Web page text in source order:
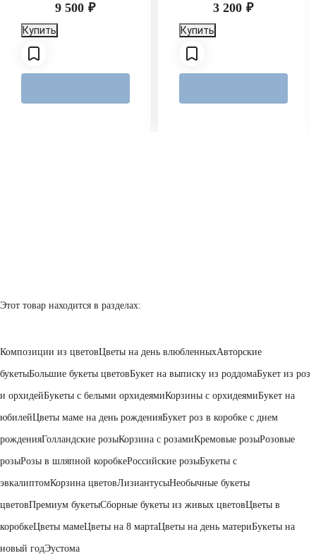
9 500 ₽
Купить
3 200 ₽
Купить
Этот товар находится в разделах:
Композиции из цветовЦветы на день влюбленныхАвторские
букетыБольшие букеты цветовБукет на выписку из роддомаБукет из роз
и орхидейБукеты с белыми орхидеямиКорзины с орхидеямиБукет на
юбилейЦветы маме на день рожденияБукет роз в коробке с днем
рожденияГолландские розыКорзина с розамиКремовые розыРозовые
розыРозы в шляпной коробкеРоссийские розыБукеты с
эвкалиптомКорзина цветовЛизиантусыНеобычные букеты
цветовПремиум букетыСборные букеты из живых цветовЦветы в
коробкеЦветы мамеЦветы на 8 мартаЦветы на день материБукеты на
новый годЭустома